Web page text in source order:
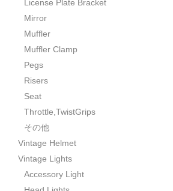
License Plate Bracket
Mirror
Muffler
Muffler Clamp
Pegs
Risers
Seat
Throttle,TwistGrips
その他
Vintage Helmet
Vintage Lights
Accessory Light